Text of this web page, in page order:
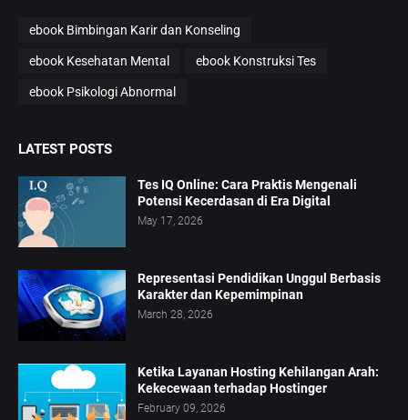
ebook Bimbingan Karir dan Konseling
ebook Kesehatan Mental ebook Konstruksi Tes
ebook Psikologi Abnormal
LATEST POSTS
Tes IQ Online: Cara Praktis Mengenali
Potensi Kecerdasan di Era Digital
May 17, 2026
Representasi Pendidikan Unggul Berbasis
Karakter dan Kepemimpinan
March 28, 2026
Ketika Layanan Hosting Kehilangan Arah:
Kekecewaan terhadap Hostinger
February 09, 2026